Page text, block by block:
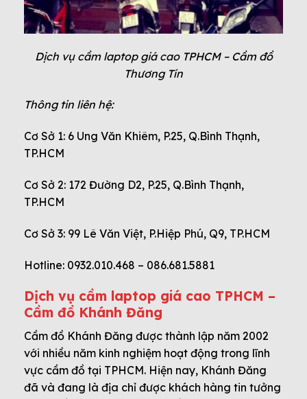
Dịch vụ cầm laptop giá cao TPHCM – Cầm đồ
Thương Tín
Thông tin liên hệ:
Cơ Sở 1: 6 Ung Văn Khiêm, P.25, Q.Bình Thạnh,
TP.HCM
Cơ Sở 2: 172 Đường D2, P.25, Q.Bình Thạnh,
TP.HCM
Cơ Sở 3: 99 Lê Văn Việt, P.Hiệp Phú, Q9, TP.HCM
Hotline: 0932.010.468 – 086.681.5881
Dịch vụ cầm laptop giá cao TPHCM –
Cầm đồ Khánh Đăng
Cầm đồ Khánh Đăng được thành lập năm 2002
với nhiều năm kinh nghiệm hoạt động trong lĩnh
vực cầm đồ tại TPHCM. Hiện nay, Khánh Đăng
đã và đang là địa chỉ được khách hàng tin tưởng